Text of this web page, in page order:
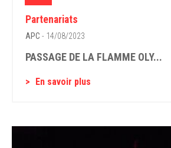
Partenariats
APC - 14/08/2023
PASSAGE DE LA FLAMME OLY...
En savoir plus